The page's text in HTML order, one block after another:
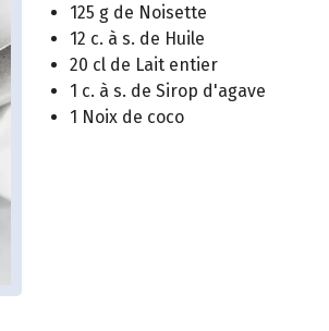
125 g de Noisette
12 c. à s. de Huile
20 cl de Lait entier
1 c. à s. de Sirop d'agave
1 Noix de coco